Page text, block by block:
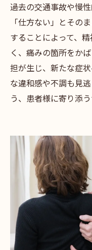
過去の交通事故や慢
「仕方ない」とその
することによって、
く、痛みの箇所をか
担が生じ、新たな症
な違和感や不調も見
う、患者様に寄り添